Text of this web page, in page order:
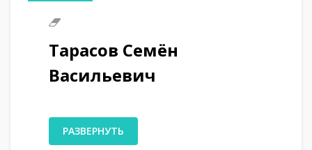
Тарасов Семён
Васильевич
РАЗВЕРНУТЬ